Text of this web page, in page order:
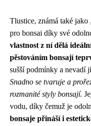
Tlustice, známá také
pro bonsai díky své
vlastnost z ní dělá
pěstováním bonsají
sušší podmínky a nevadí
Snadno se tvaruje a
rozmanité styly bonsají.
vodu, díky čemuž je
bonsaje přináší i